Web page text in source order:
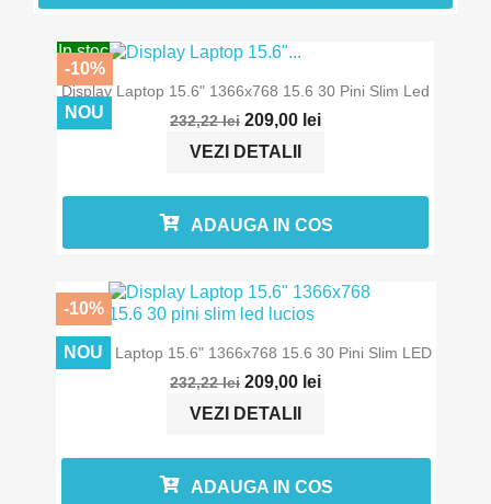
In stoc
Display Laptop 15.6" 1366x768 15.6 30 Pini Slim Led
232,22 lei 209,00 lei
VEZI DETALII
-10%
NOU
ADAUGA IN COS
In stoc
Display Laptop 15.6" 1366x768 15.6 30 Pini Slim LED
232,22 lei 209,00 lei
VEZI DETALII
-10%
NOU
ADAUGA IN COS